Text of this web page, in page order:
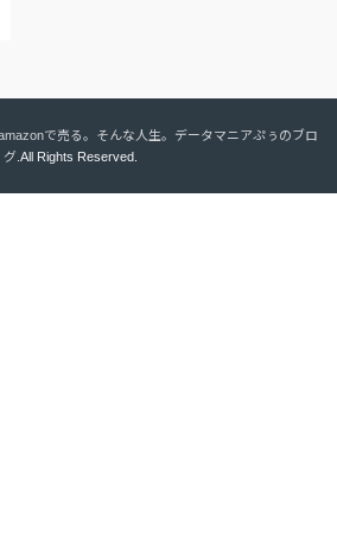
で売る。そんな人生。データマニアぷぅのブロ
グ .All Rights Reserved.